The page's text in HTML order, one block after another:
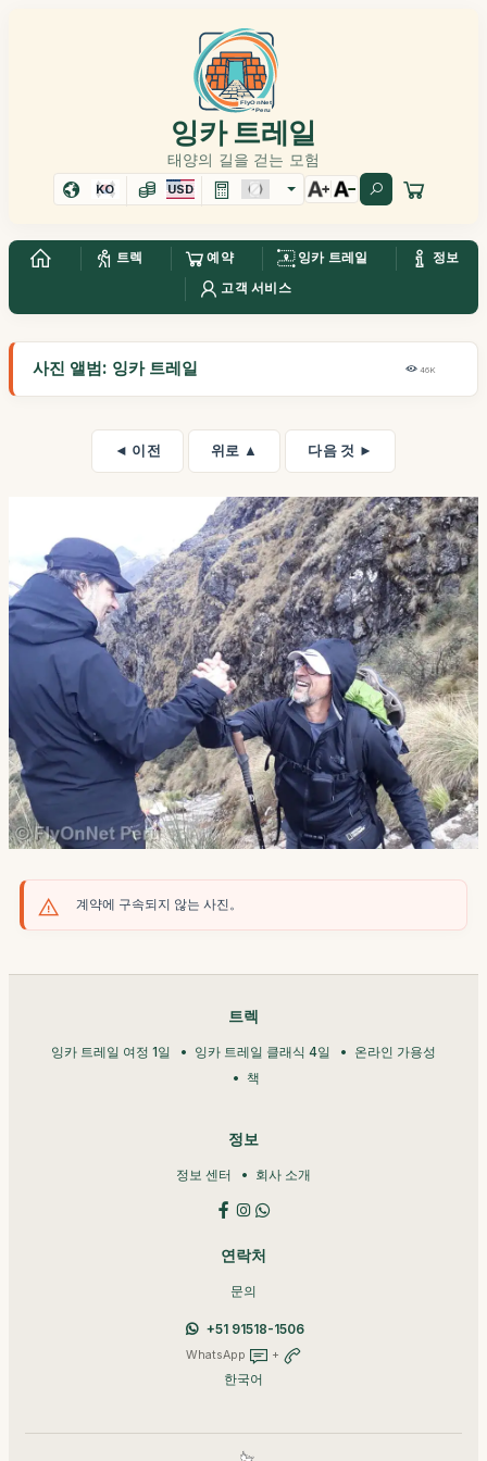
잉카 트레일
태양의 길을 걷는 모험
KO USD
트렉 예약 잉카 트레일
정보
고객 서비스
사진 앨범: 잉카 트레일 46K
◄ 이전 위로 ▲ 다음 것 ►
계약에 구속되지 않는 사진。
트렉
잉카 트레일 여정 1일 잉카 트레일 클래식 4일
온라인 가용성
책
정보
정보 센터 회사 소개
연락처
문의
+51 91518-1506
WhatsApp +
한국어